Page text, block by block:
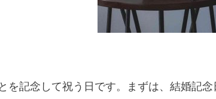
を記念して祝う日です。まずは、結婚記